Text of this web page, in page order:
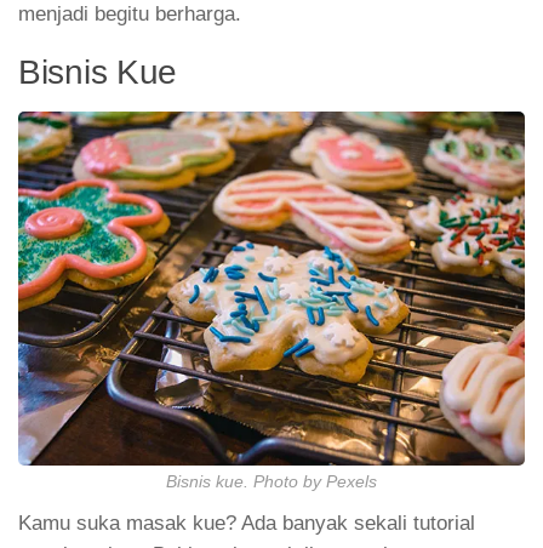
menjadi begitu berharga.
Bisnis Kue
Bisnis kue. Photo by Pexels
Kamu suka masak kue? Ada banyak sekali tutorial